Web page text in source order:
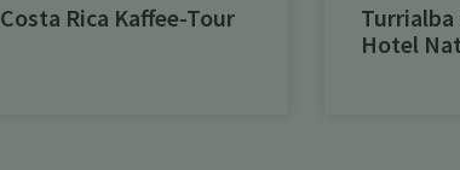
Costa Rica Kaffee-Tour
Turrialba
Hotel